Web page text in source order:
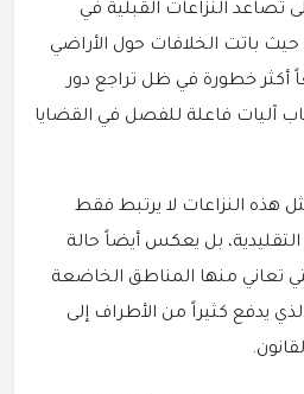
تصاعد النزاعات القبلية في
باتت الخلافات حول الأراضي
أكثر خطورة في ظل تراجع دور
آليات فاعلة للفصل في القضايا
هذه النزاعات لا يرتبط فقط
بل يعكس أيضاً حالة
تعاني منها المناطق الخاضعة
يدفع كثيراً من الأطراف إلى